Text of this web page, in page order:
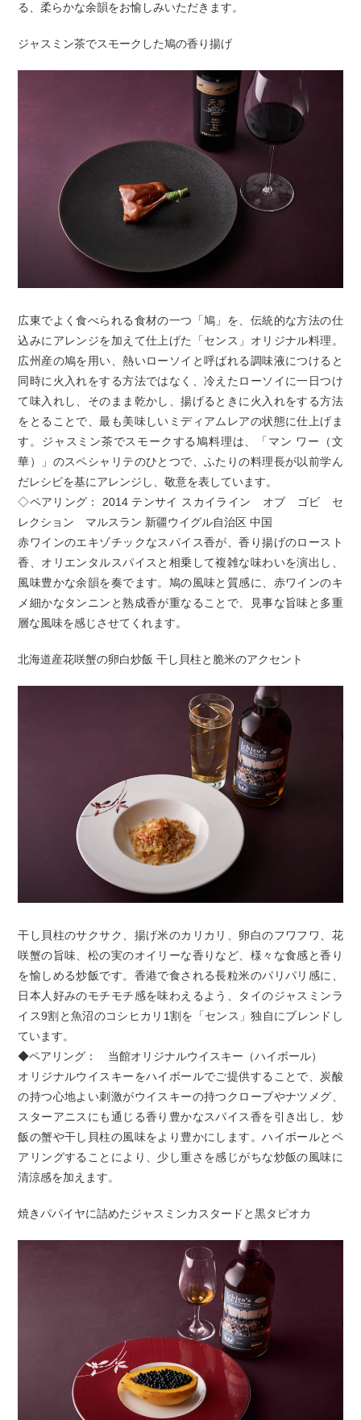
る、柔らかな余韻をお愉しみいただきます。
ジャスミン茶でスモークした鳩の香り揚げ
広東でよく食べられる食材の一つ「鳩」を、伝統的な方法の仕
込みにアレンジを加えて仕上げた「センス」オリジナル料理。
広州産の鳩を用い、熱いローソイと呼ばれる調味液につけると
同時に火入れをする方法ではなく、冷えたローソイに一日つけ
て味入れし、そのまま乾かし、揚げるときに火入れをする方法
をとることで、最も美味しいミディアムレアの状態に仕上げま
す。ジャスミン茶でスモークする鳩料理は、「マン ワー（文
華）」のスペシャリテのひとつで、ふたりの料理長が以前学ん
だレシピを基にアレンジし、敬意を表しています。
◇ペアリング： 2014 テンサイ スカイライン オブ ゴビ セ
レクション マルスラン 新疆ウイグル自治区 中国
赤ワインのエキゾチックなスパイス香が、香り揚げのロースト
香、オリエンタルスパイスと相乗して複雑な味わいを演出し、
風味豊かな余韻を奏でます。鳩の風味と質感に、赤ワインのキ
メ細かなタンニンと熟成香が重なることで、見事な旨味と多重
層な風味を感じさせてくれます。
北海道産花咲蟹の卵白炒飯 干し貝柱と脆米のアクセント
干し貝柱のサクサク、揚げ米のカリカリ、卵白のフワフワ、花
咲蟹の旨味、松の実のオイリーな香りなど、様々な食感と香り
を愉しめる炒飯です。香港で食される長粒米のパリパリ感に、
日本人好みのモチモチ感を味わえるよう、タイのジャスミンラ
イス9割と魚沼のコシヒカリ1割を「センス」独自にブレンドし
ています。
◆ペアリング： 当館オリジナルウイスキー（ハイボール）
オリジナルウイスキーをハイボールでご提供することで、炭酸
の持つ心地よい刺激がウイスキーの持つクローブやナツメグ、
スターアニスにも通じる香り豊かなスパイス香を引き出し、炒
飯の蟹や干し貝柱の風味をより豊かにします。ハイボールとペ
アリングすることにより、少し重さを感じがちな炒飯の風味に
清涼感を加えます。
焼きパパイヤに詰めたジャスミンカスタードと黒タピオカ